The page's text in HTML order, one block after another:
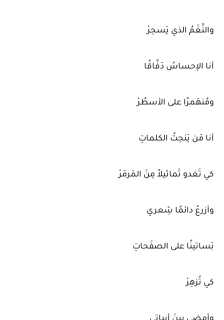
والنَّغَمُ الذي يَسحِرْ
أنا الإحساسُ دَفَّاقًا
ومُنهَمرًا على الأسطُرْ
أنا مَن يَنحِتُ الكلماتِ
كي تَغدو تَماثيلاً مِنَ المَرمَرْ
وأزرعُ دائمًا شِعري
بَساتينًا على الصفَحاتِ
كي تُزهِرْ